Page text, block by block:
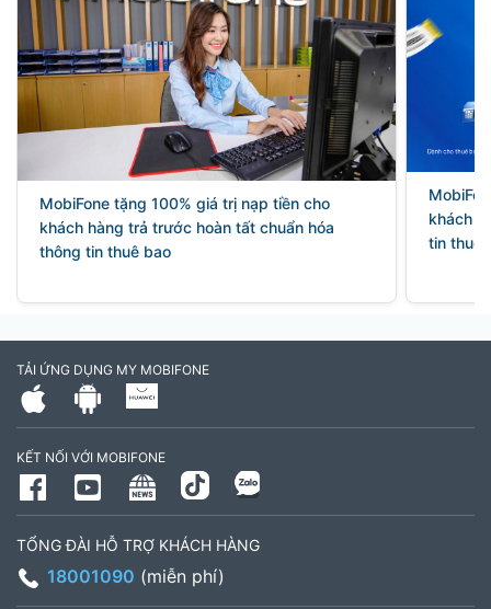
MobiFone tặng 100% giá trị nạp tiền cho
khách hàng trả trước hoàn tất chuẩn hóa
thông tin thuê bao
khách
tin thuê
TẢI ỨNG DỤNG MY MOBIFONE
KẾT NỐI VỚI MOBIFONE
TỔNG ĐÀI HỖ TRỢ KHÁCH HÀNG
18001090 (miễn phí)